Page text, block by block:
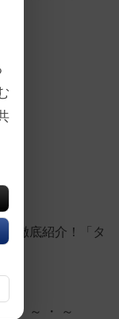
を徹底紹介！「タ
・ ～ ・ ～